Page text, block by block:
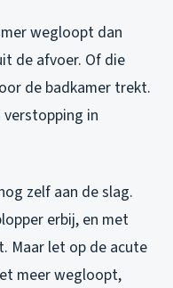
wegloopt dan
de afvoer. Of die
de badkamer trekt.
verstopping in
zelf aan de slag.
erbij, en met
Maar let op de acute
meer wegloopt,